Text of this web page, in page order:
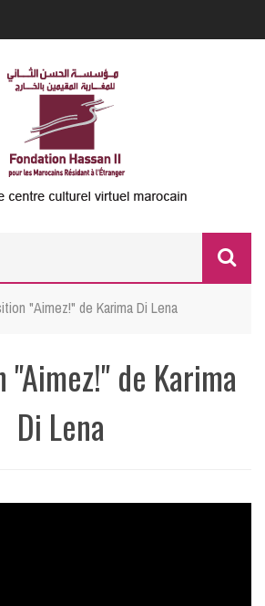
"Aimez!" de Karima Di Lena
"Aimez!" de Karima
Di Lena